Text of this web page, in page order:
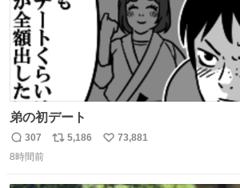
弟の初デート
返
信
307
リ
5,186
い
73,881
8時間前